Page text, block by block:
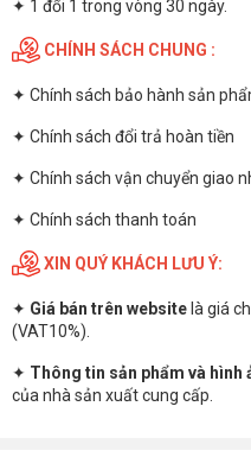
✦ 1 đổi 1 trong vòng 30 ngày.
CHÍNH SÁCH CHUNG :
✦ Chính sách bảo hành sản
✦ Chính sách đổi trả hoàn tiền
✦ Chính sách vận chuyển giao
✦ Chính sách thanh toán
XIN QUÝ KHÁCH LƯU Ý:
✦ Giá bán trên websitelà giá
(VAT10%).
✦ Thông tin sản phẩm và hình
của nhà sản xuất cung cấp.